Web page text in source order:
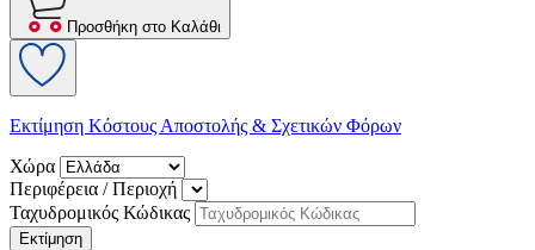
Προσθήκη στο Καλάθι
Εκτίμηση Κόστους Αποστολής & Σχετικών Φόρων
Χώρα
Περιφέρεια / Περιοχή
Ταχυδρομικός Κώδικας
Εκτίμηση